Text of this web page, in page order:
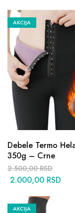
AKCIJA
Debele Termo
350g – Crne
2.500,00RSD
2.000,00 RSD
AKCIJA